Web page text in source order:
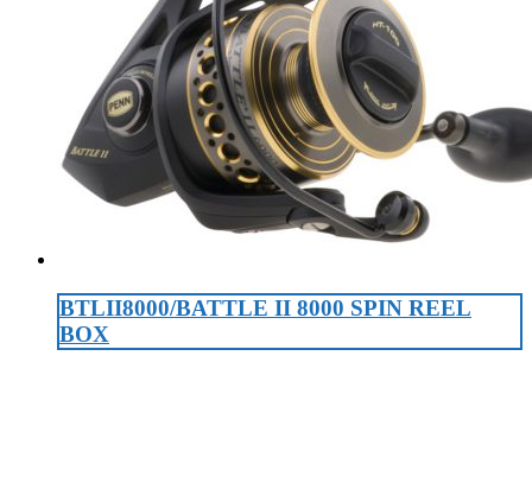
BTLII8000/BATTLE II 8000 SPIN REEL
BOX